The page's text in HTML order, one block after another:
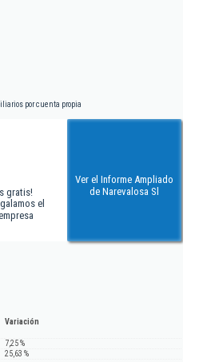
por cuenta propia
gratis!
el
Ver el Informe Ampliado
de Narevalosa Sl
Variación
7,25 %
25,63 %